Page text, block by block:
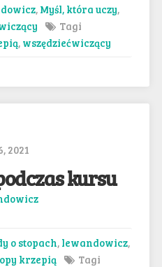
, Myśl, która uczy,
Tagi
, wszędziećwiczący
2021
kursu
o stopach, lewandowicz,
krzepią
Tagi